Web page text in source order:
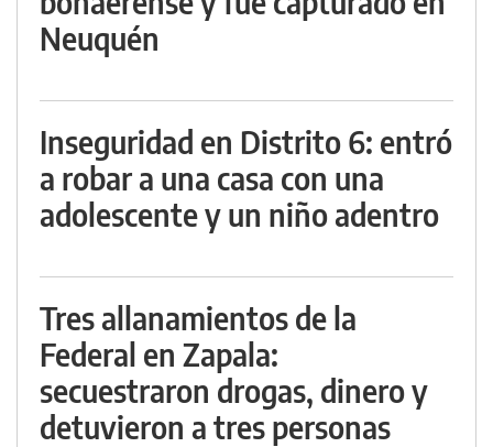
Neuquén
Inseguridad en Distrito 6: entró
a robar a una casa con una
adolescente y un niño adentro
Tres allanamientos de la
Federal en Zapala:
secuestraron drogas, dinero y
detuvieron a tres personas